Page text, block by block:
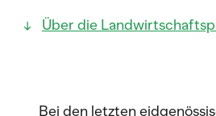
Über die
Bei den letzten